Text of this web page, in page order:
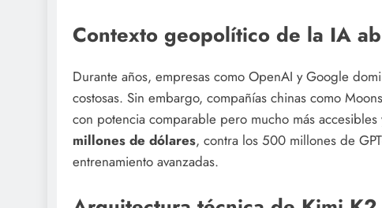
Contexto geopolítico de la IA
Durante años, empresas como OpenAI y Google
costosas. Sin embargo, compañías chinas como
con potencia comparable pero mucho más
millones de dólares, contra los 500 millones de
entrenamiento avanzadas.